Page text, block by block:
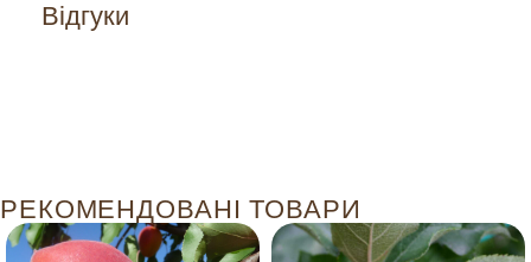
Відгуки
РЕКОМЕНДОВАНІ ТОВАРИ